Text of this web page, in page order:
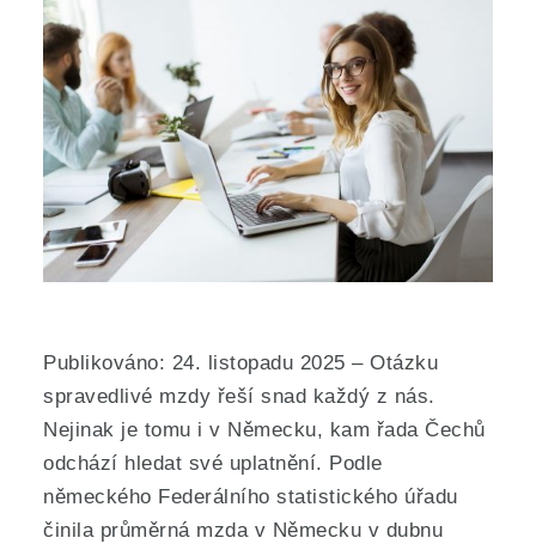
Publikováno: 24. listopadu 2025 – Otázku
spravedlivé mzdy řeší snad každý z nás.
Nejinak je tomu i v Německu, kam řada Čechů
odchází hledat své uplatnění. Podle
německého Federálního statistického úřadu
činila průměrná mzda v Německu v dubnu